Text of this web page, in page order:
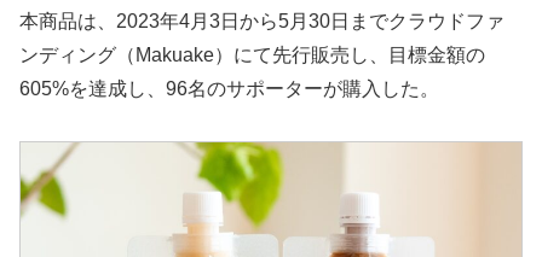
本商品は、2023年4月3日から5月30日までクラウドファ
ンディング（Makuake）にて先行販売し、目標金額の
605%を達成し、96名のサポーターが購入した。